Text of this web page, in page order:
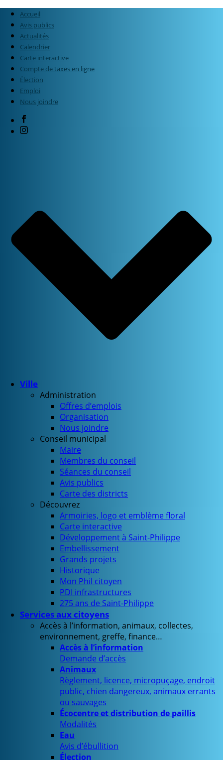
Accueil
Avis publics
Actualités
Calendrier
Carte interactive
Compte de taxes en ligne
Élection
Emploi
Nous joindre
Ville
Administration
Offres d’emplois
Organisation
Nous joindre
Conseil municipal
Maire
Membres du conseil
Séances du conseil
Avis publics
Carte des districts
Découvrez
Armoiries, logo et emblème floral
Carte interactive
Développement à Saint-Philippe
Embellissement
Grands projets
Historique
Mon Phil citoyen
PDI infrastructures
275 ans de Saint-Philippe
Services aux citoyens
Accès à l’information, animaux, collectes,
environnement, greffe, finance…
Accès à l’information
Demande d’accès
Animaux
Règlement, licence, micropuçage, endroit
public, chien dangereux, animaux errants
ou sauvages
Écocentre et distribution de paillis
Modalités
Eau
Avis d’ébullition
Élection